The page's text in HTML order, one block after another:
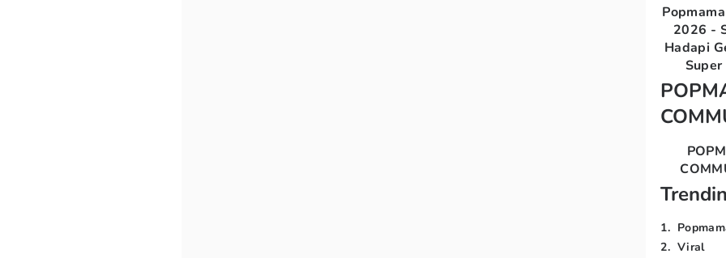
2026 -
Hadapi
1.
2. Viral